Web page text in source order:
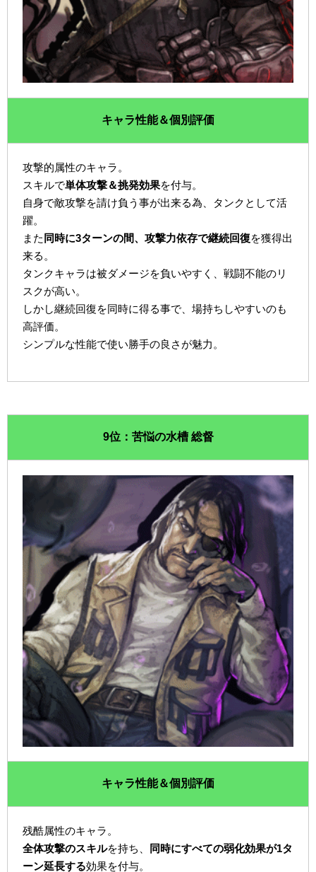
キャラ性能＆個別評価
攻撃的属性のキャラ。
スキルで単体攻撃＆挑発効果を付与。
自身で敵攻撃を請け負う事が出来る為、タンクとして活
躍。
また 同時に3ターンの間、攻撃力依存で継続回復を獲得出
来る。
タンクキャラは被ダメージを負いやすく、戦闘不能のリ
スクが高い。
しかし継続回復を同時に得る事で、場持ちしやすいのも
高評価。
シンプルな性能で使い勝手の良さが魅力。
9位：苦悩の水槽 総督
キャラ性能＆個別評価
残酷属性のキャラ。
全体攻撃のスキルを持ち、
同時にすべての弱化効果が1タ
ーン延長する効果を付与。